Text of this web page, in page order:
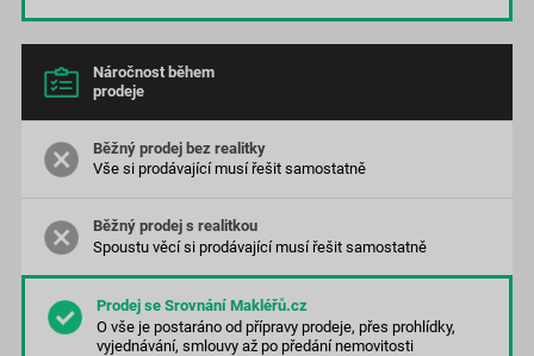
Náročnost během
prodeje
Vše si prodávající musí řešit samostatně
Spoustu věcí si prodávající musí řešit samostatně
O vše je postaráno od přípravy prodeje, přes prohlídky,
vyjednávání, smlouvy až po předání nemovitosti